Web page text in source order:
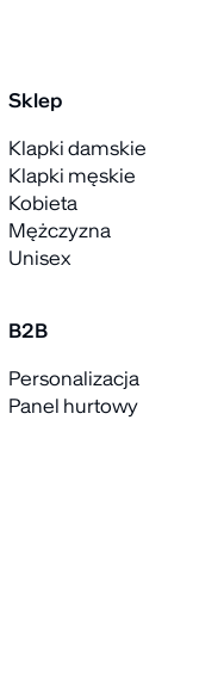
Sklep
Klapki damskie
Klapki męskie
Kobieta
Mężczyzna
Unisex
B2B
Personalizacja
Panel hurtowy